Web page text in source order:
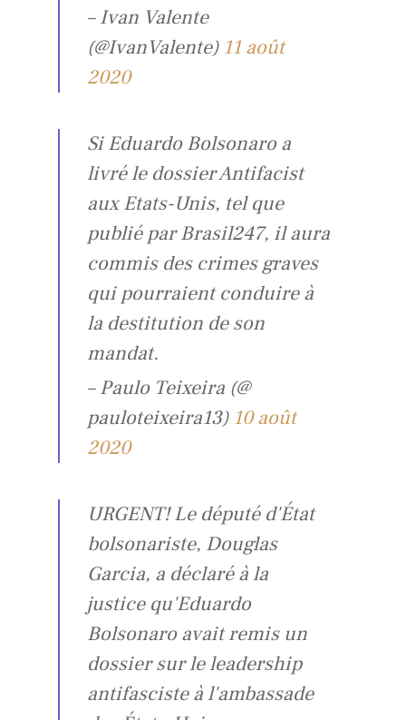
– Ivan Valente
(@IvanValente) 11 août
2020
Si Eduardo Bolsonaro a
livré le dossier Antifacist
aux Etats-Unis, tel que
publié par Brasil247, il aura
commis des crimes graves
qui pourraient conduire à
la destitution de son
mandat.
– Paulo Teixeira (@
pauloteixeira13) 10 août
2020
URGENT! Le député d'État
bolsonariste, Douglas
Garcia, a déclaré à la
justice qu'Eduardo
Bolsonaro avait remis un
dossier sur le leadership
antifasciste à l'ambassade